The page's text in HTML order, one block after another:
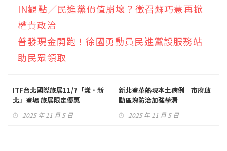
IN觀點／民進黨價值崩壞？徵召蘇巧慧再掀
權貴政治
普發現金開跑！徐國勇動員民進黨設服務站
助民眾領取
ITF台北國際旅展11/7「漾．新
北」登場 旅展限定優惠
2025 年 11 月 5 日
新北登革熱現本土病例 市府啟
動區塊防治加強孳清
2025 年 11 月 5 日